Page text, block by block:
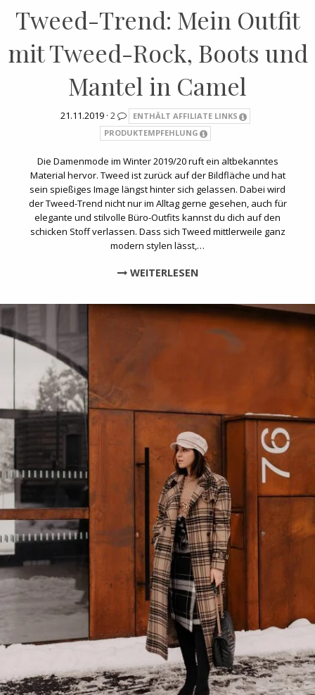
Tweed-Trend: Mein Outfit
mit Tweed-Rock, Boots und
Mantel in Camel
21.11.2019 · 2
ENTHÄLT AFFILIATE LINKS
PRODUKTEMPFEHLUNG
Die Damenmode im Winter 2019/20 ruft ein altbekanntes
Material hervor. Tweed ist zurück auf der Bildfläche und hat
sein spießiges Image längst hinter sich gelassen. Dabei wird
der Tweed-Trend nicht nur im Alltag gerne gesehen, auch für
elegante und stilvolle Büro-Outfits kannst du dich auf den
schicken Stoff verlassen. Dass sich Tweed mittlerweile ganz
modern stylen lässt,…
WEITERLESEN